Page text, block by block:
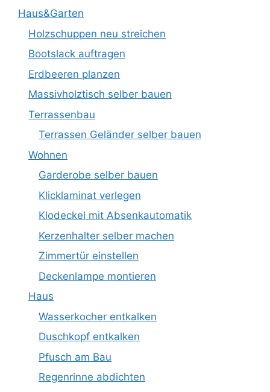
Haus&Garten
Holzschuppen neu streichen
Bootslack auftragen
Erdbeeren planzen
Massivholztisch selber bauen
Terrassenbau
Terrassen Geländer selber bauen
Wohnen
Garderobe selber bauen
Klicklaminat verlegen
Klodeckel mit Absenkautomatik
Kerzenhalter selber machen
Zimmertür einstellen
Deckenlampe montieren
Haus
Wasserkocher entkalken
Duschkopf entkalken
Pfusch am Bau
Regenrinne abdichten